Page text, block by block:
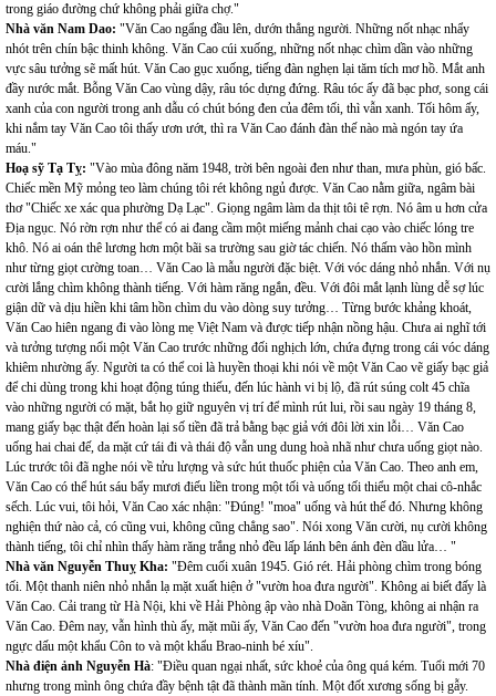
trong giáo đường chứ không phải giữa chợ."
Nhà văn Nam Dao: "Văn Cao ngẩng đầu lên, dướn thẳng người. Những nốt nhạc nhẩy
nhót trên chín bậc thinh không. Văn Cao cúi xuống, những nốt nhạc chìm dần vào những
vực sâu tưởng sẽ mất hút. Văn Cao gục xuống, tiếng đàn nghẹn lại tăm tích mơ hồ. Mắt anh
đầy nước mắt. Bỗng Văn Cao vùng dậy, râu tóc dựng đứng. Râu tóc ấy đã bạc phơ, song cái
xanh của con người trong anh dẫu có chút bóng đen của đêm tối, thì vẫn xanh. Tối hôm ấy,
khi nắm tay Văn Cao tôi thấy ươn ướt, thì ra Văn Cao đánh đàn thế nào mà ngón tay ứa
máu."
Hoạ sỹ Tạ Tỵ: "Vào mùa đông năm 1948, trời bên ngoài đen như than, mưa phùn, gió bấc.
Chiếc mền Mỹ mỏng teo làm chúng tôi rét không ngủ được. Văn Cao nằm giữa, ngâm bài
thơ "Chiếc xe xác qua phường Dạ Lạc". Giọng ngâm làm da thịt tôi tê rợn. Nó âm u hơn cửa
Địa ngục. Nó rờn rợn như thể có ai đang cầm một miếng mảnh chai cạo vào chiếc lóng tre
khô. Nó ai oán thê lương hơn một bãi sa trường sau giờ tác chiến. Nó thấm vào hồn mình
như từng giọt cường toan… Văn Cao là mẫu người đặc biệt. Với vóc dáng nhỏ nhắn. Với nụ
cười lắng chìm không thành tiếng. Với hàm răng ngắn, đều. Với đôi mắt lạnh lùng dễ sợ lúc
giận dữ và dịu hiền khi tâm hồn chìm du vào dòng suy tưởng… Từng bước khảng khoát,
Văn Cao hiên ngang đi vào lòng mẹ Việt Nam và được tiếp nhận nồng hậu. Chưa ai nghĩ tới
và tưởng tượng nổi một Văn Cao trước những đối nghịch lớn, chứa đựng trong cái vóc dáng
khiêm nhường ấy. Người ta có thể coi là huyền thoại khi nói về một Văn Cao vẽ giấy bạc giả
để chi dùng trong khi hoạt động túng thiếu, đến lúc hành vi bị lộ, đã rút súng colt 45 chĩa
vào những người có mặt, bắt họ giữ nguyên vị trí để mình rút lui, rồi sau ngày 19 tháng 8,
mang giấy bạc thật đến hoàn lại số tiền đã trả bằng bạc giả với đôi lời xin lỗi… Văn Cao
uống hai chai đế, da mặt cứ tái đi và thái độ vẫn ung dung hoà nhã như chưa uống giọt nào.
Lúc trước tôi đã nghe nói về tửu lượng và sức hút thuốc phiện của Văn Cao. Theo anh em,
Văn Cao có thể hút sáu bẩy mươi điếu liền trong một tối và uống tối thiểu một chai cô-nhắc
sếch. Lúc vui, tôi hỏi, Văn Cao xác nhận: "Đúng! "moa" uống và hút thế đó. Nhưng không
nghiện thứ nào cả, có cũng vui, không cũng chẳng sao". Nói xong Văn cười, nụ cười không
thành tiếng, tôi chỉ nhìn thấy hàm răng trắng nhỏ đều lấp lánh bên ánh đèn dầu lửa… "
Nhà văn Nguyễn Thuỵ Kha: "Đêm cuối xuân 1945. Gió rét. Hải phòng chìm trong bóng
tối. Một thanh niên nhỏ nhắn lạ mặt xuất hiện ở "vườn hoa đưa người". Không ai biết đấy là
Văn Cao. Cải trang từ Hà Nội, khi về Hải Phòng ập vào nhà Doãn Tòng, không ai nhận ra
Văn Cao. Đêm nay, vẫn hình thù ấy, mặt mũi ấy, Văn Cao đến "vườn hoa đưa người", trong
ngực dấu một khẩu Côn to và một khẩu Brao-ninh bé xíu".
Nhà điện ảnh Nguyễn Hà: "Điều quan ngại nhất, sức khoẻ của ông quá kém. Tuổi mới 70
nhưng trong mình ông chứa đầy bệnh tật đã thành mãn tính. Một đốt xương sống bị gẫy.